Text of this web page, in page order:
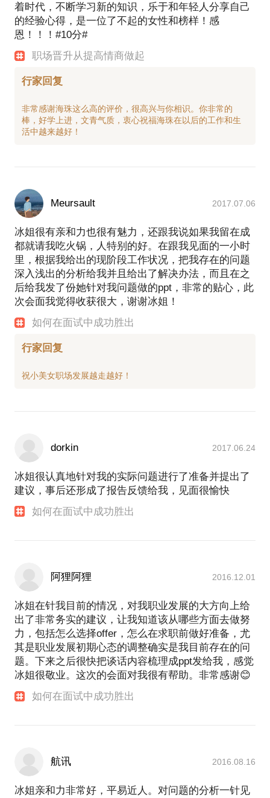
着时代，不断学习新的知识，乐于和年轻人分享自己
的经验心得，是一位了不起的女性和榜样！感
恩！！！#10分#
职场晋升从提高情商做起
行家回复
非常感谢海珠这么高的评价，很高兴与你相识。你非常的
棒，好学上进，文青气质，衷心祝福海珠在以后的工作和生
Meursault 2017.07.06
冰姐很有亲和力也很有魅力，还跟我说如果我留在成
都就请我吃火锅，人特别的好。在跟我见面的一小时
里，根据我给出的现阶段工作状况，把我存在的问题
深入浅出的分析给我并且给出了解决办法，而且在之
后给我发了份她针对我问题做的ppt，非常的贴心，此
次会面我觉得收获很大，谢谢冰姐！
如何在面试中成功胜出
行家回复
dorkin 2017.06.24
冰姐很认真地针对我的实际问题进行了准备并提出了
建议，事后还形成了报告反馈给我，见面很愉快
如何在面试中成功胜出
阿狸阿狸 2016.12.01
冰姐在针我目前的情况，对我职业发展的大方向上给
出了非常务实的建议，让我知道该从哪些方面去做努
力，包括怎么选择offer，怎么在求职前做好准备，尤
其是职业发展初期心态的调整确实是我目前存在的问
题。下来之后很快把谈话内容梳理成ppt发给我，感觉
冰姐很敬业。这次的会面对我很有帮助。非常感谢😊
如何在面试中成功胜出
航讯 2016.08.16
冰姐亲和力非常好，平易近人。对问题的分析一针见